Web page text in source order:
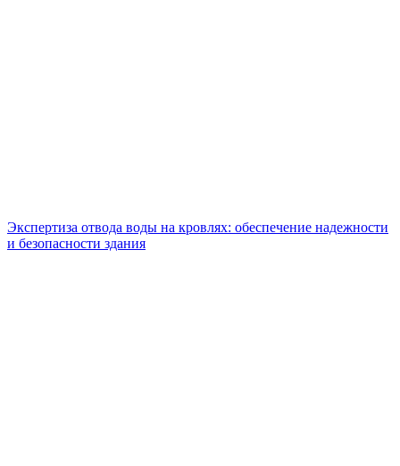
Экспертиза отвода воды на кровлях: обеспечение надежности
и безопасности здания